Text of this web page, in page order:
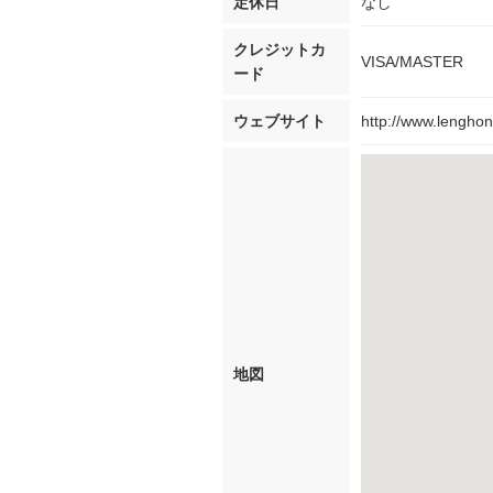
クレジットカ
ード
VISA/MASTER
ウェブサイト http://
地図